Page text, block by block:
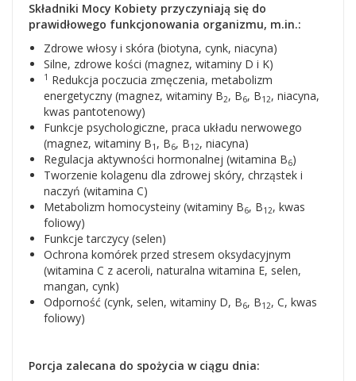
Składniki Mocy Kobiety przyczyniają się do
prawidłowego funkcjonowania organizmu, m.in.:
Zdrowe włosy i skóra (biotyna, cynk, niacyna)
Silne, zdrowe kości (magnez, witaminy D i K)
1 Redukcja poczucia zmęczenia, metabolizm
energetyczny (magnez, witaminy B2, B6, B12, niacyna,
kwas pantotenowy)
Funkcje psychologiczne, praca układu nerwowego
(magnez, witaminy B1 , B6, B12, niacyna)
Regulacja aktywności hormonalnej (witamina B6)
Tworzenie kolagenu dla zdrowej skóry, chrząstek i
naczyń (witamina C)
Metabolizm homocysteiny (witaminy B6, B12, kwas
foliowy)
Funkcje tarczycy (selen)
Ochrona komórek przed stresem oksydacyjnym
(witamina C z aceroli, naturalna witamina E, selen,
mangan, cynk)
Odporność (cynk, selen, witaminy D, B6, B12, C, kwas
foliowy)
Porcja zalecana do spożycia w ciągu dnia: